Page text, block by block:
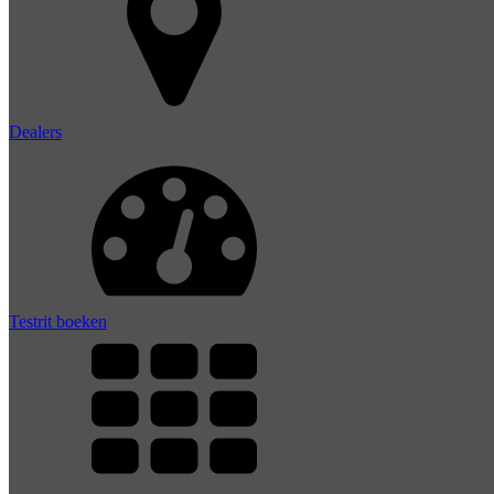
Dealers
Testrit boeken